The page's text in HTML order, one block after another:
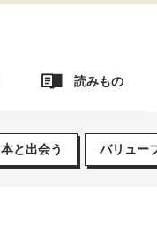
読みもの
本と出会う バリュー